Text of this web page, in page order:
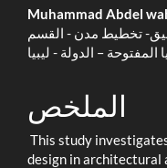
محتوى
المقالة
Muhammad Abdel
تخطيط مدن - القسم
– الدولة - ليبيا
الملخص
This study
design in architectural